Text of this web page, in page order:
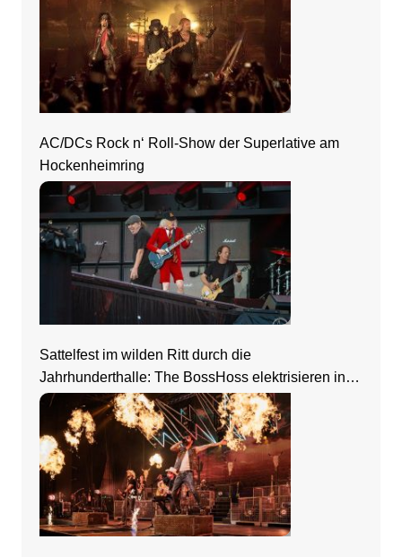
AC/DCs Rock n‘ Roll-Show der Superlative am
Hockenheimring
Sattelfest im wilden Ritt durch die
Jahrhunderthalle: The BossHoss elektrisieren in
Frankfurt